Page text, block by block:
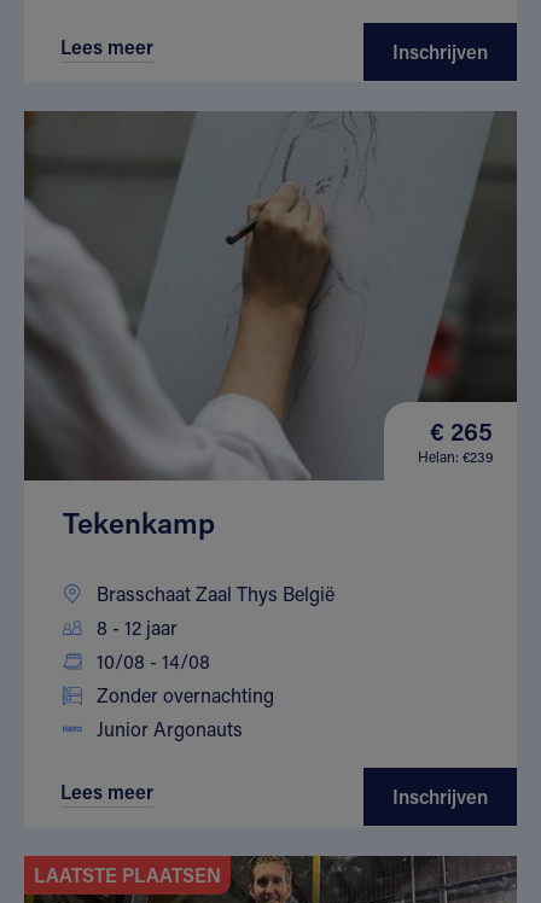
Lees meer Inschrijven
€ 265
Helan: €239
Tekenkamp
Brasschaat Zaal Thys België
8 - 12 jaar
10/08 - 14/08
Zonder overnachting
Junior Argonauts
Lees meer Inschrijven
LAATSTE PLAATSEN